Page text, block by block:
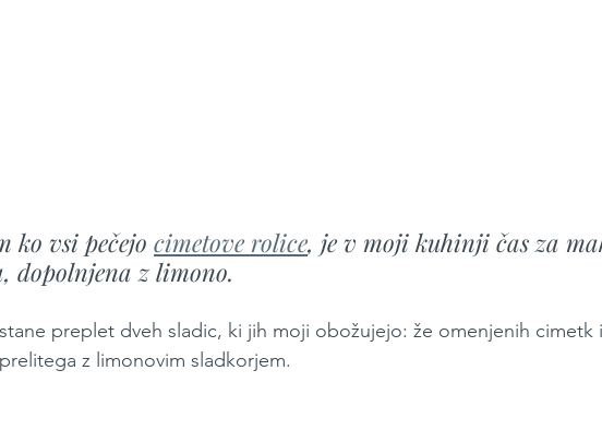
ko vsi pečejo cimetove rolice, je v moji kuhinji čas za
dopolnjena z limono.
preplet dveh sladic, ki jih moji obožujejo: že omenjenih cimetk
z limonovim sladkorjem.